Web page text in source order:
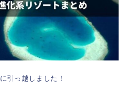
に引っ越しました！